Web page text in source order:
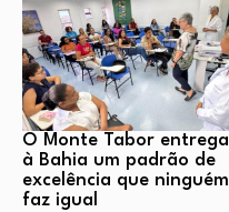
O Monte Tabor entrega
à Bahia um padrão de
excelência que ninguém
faz igual